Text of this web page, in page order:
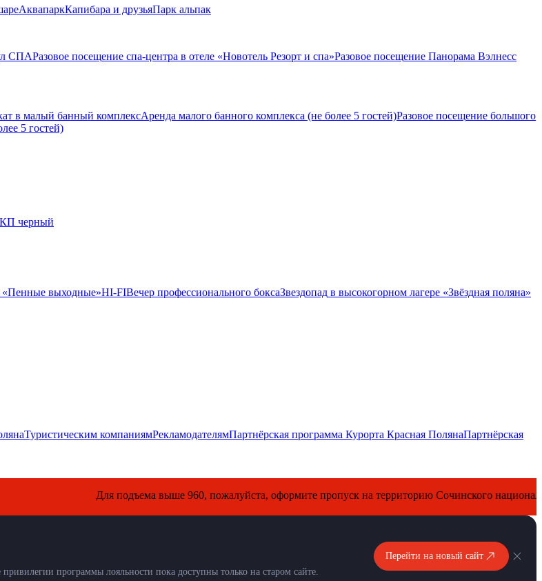
АквапаркКапибара и друзьяПарк альпак
СПАРазовое посещение спа-центра в отеле «Новотель Резорт и спа»Разовое посещение Панорама Вэлнесс
в малый банный комплексАренда малого банного комплекса (не более 5 гостей)Разовое посещение большого
5 гостей)
черный
«Пенные выходные»HI-FIВечер профессионального боксаЗвездопад в высокогорном лагере «Звёздная поляна»
Туристическим компаниямРекламодателямПартнёрская программа Курорта Красная ПолянаПартнёрская
Для подъема выше 960, пожалуйста, оформите пропуск на территорию Сочинского национального
программы лояльности пока доступны только на старом сайте.
Перейти на новый сайт